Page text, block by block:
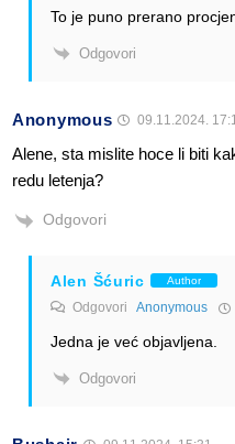
To je puno prerano
Odgovori
Anonymous 09.11.2024.
Alene, sta mislite hoce li biti
redu letenja?
Odgovori
Alen Šćuric Author
Odgovori Anonymous
Jedna je već objavljena.
Odgovori